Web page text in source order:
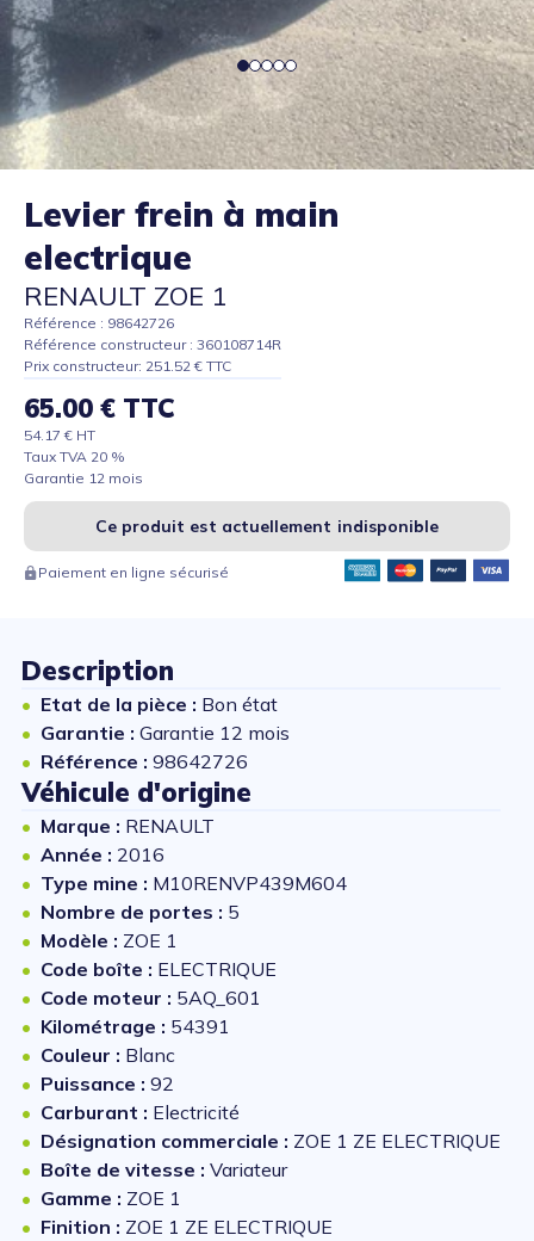
Levier frein à main
electrique
RENAULT ZOE 1
Référence : 98642726
Référence constructeur : 360108714R
Prix constructeur: 251.52 € TTC
65.00 € TTC
54.17 € HT
Taux TVA 20 %
Garantie 12 mois
Ce produit est actuellement indisponible
Paiement en ligne sécurisé
Description
Etat de la pièce : Bon état
Garantie : Garantie 12 mois
Référence : 98642726
Véhicule d'origine
Marque : RENAULT
Année : 2016
Type mine : M10RENVP439M604
Nombre de portes : 5
Modèle : ZOE 1
Code boîte : ELECTRIQUE
Code moteur : 5AQ_601
Kilométrage : 54391
Couleur : Blanc
Puissance : 92
Carburant : Electricité
Désignation commerciale : ZOE 1 ZE ELECTRIQUE
Boîte de vitesse : Variateur
Gamme : ZOE 1
Finition : ZOE 1 ZE ELECTRIQUE